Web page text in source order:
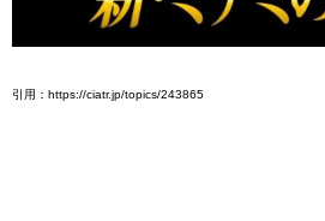
引用：https://ciatr.jp/topics/243865